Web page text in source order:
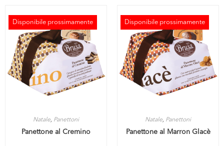
Disponibile prossimamente
ESAURITO
Natale, Panettoni
Panettone al Cremino
Disponibile prossimamente
ESAURITO
Natale, Panettoni
Panettone al Marron Glacè